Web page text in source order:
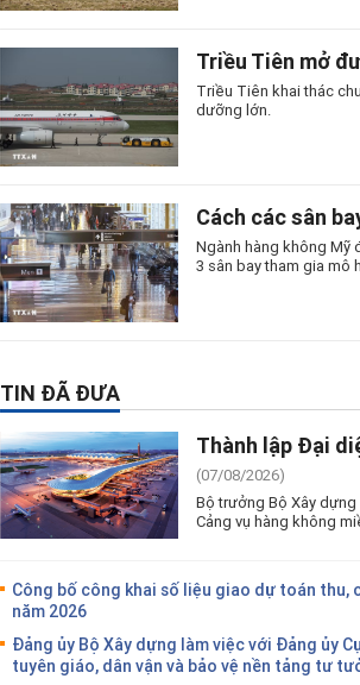
Triều Tiên mở
Triều Tiên khai thác
dưỡng lớn.
Cách các sân
Ngành hàng không Mỹ
3 sân bay tham gia mô
TIN ĐÃ ĐƯA
Thành lập Đại
(07/08/2026)
Bộ trưởng Bộ Xây
Cảng vụ hàng không
Công bố công khai số liệu giao dự toán thu,
năm 2026
Đảng ủy Bộ Xây dựng làm việc với Đảng ủy
tuyên giáo, dân vận và bảo vệ nền tảng tư